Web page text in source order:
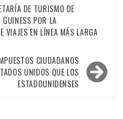
DE TURISMO DE
GUINESS POR LA
VIAJES EN LÍNEA MÁS LARGA
CIUDADANOS
UNIDOS QUE LOS
ESTADOUNIDENSES